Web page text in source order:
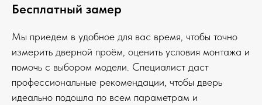
Бесплатный замер
Мы приедем в удобное для вас время, чтобы точно
измерить дверной проём, оценить условия монтажа и
помочь с выбором модели. Специалист даст
профессиональные рекомендации, чтобы дверь
идеально подошла по всем параметрам и